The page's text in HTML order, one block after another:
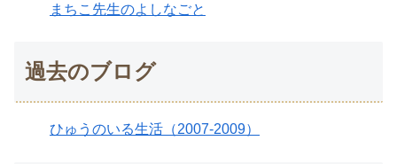
まちこ先生のよしなごと
過去のブログ
ひゅうのいる生活（2007-2009）